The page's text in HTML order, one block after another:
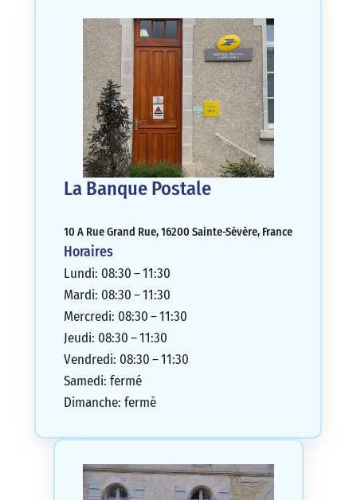
La Banque Postale
10 A Rue Grand Rue, 16200 Sainte-Sévère, France
Horaires
Lundi: 08:30 – 11:30
Mardi: 08:30 – 11:30
Mercredi: 08:30 – 11:30
Jeudi: 08:30 – 11:30
Vendredi: 08:30 – 11:30
Samedi: fermé
Dimanche: fermé